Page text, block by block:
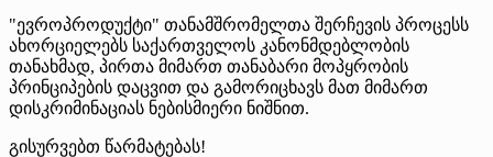
"ევროპროდუქტი" თანამშრომელთა შერჩევის პროცესს
ახორციელებს საქართველოს კანონმდებლობის
თანახმად, პირთა მიმართ თანაბარი მოპყრობის
პრინციპების დაცვით და გამორიცხავს მათ მიმართ
დისკრიმინაციას ნებისმიერი ნიშნით.
გისურვებთ წარმატებას!